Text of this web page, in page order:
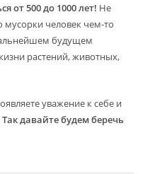
от 500 до 1000 лет! Не
человек чем-то
будущем
растений, животных,
уважение к себе и
Так давайте будем беречь